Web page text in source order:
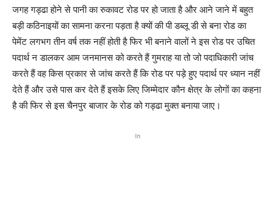
जगह गड्ढा होने से पानी का रुकावट रोड पर हो जाता है और आने जाने में बहुत
बड़ी कठिनाइयों का सामना करना पड़ता है क्यों की पी डब्लू डी से बना रोड का
पेमेंट लगभग तीन वर्ष तक नहीं होती है फिर भी बनाने वालों ने इस रोड पर उचित
पदार्थ न डालकर आम जनमानस को करते हैं गुमराह या तो जो पदाधिकारी जांच
करते हैं वह किस प्रकार से जांच करते हैं कि रोड पर पड़े हुए पदार्थ पर ध्यान नहीं
देते हैं और उसे पास कर देते हैं इसके लिए जिम्मेदार कौन क्षेत्र के लोगों का कहना
है की फिर से इस चैनपुर बाजार के रोड को गड्ढा मुक्त बनाया जाए।
In